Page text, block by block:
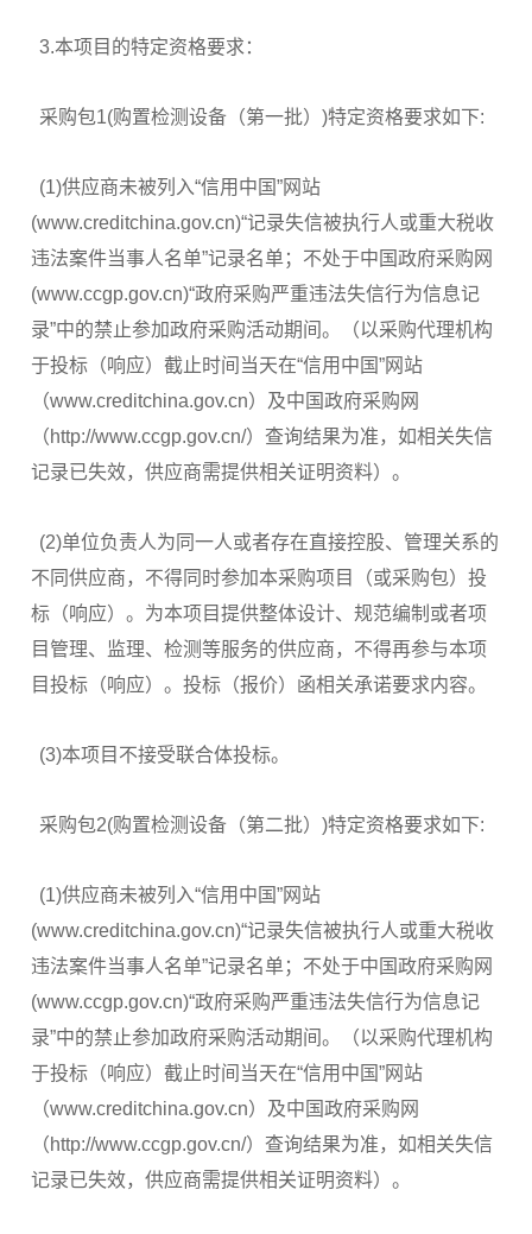
3.本项目的特定资格要求：
采购包1(购置检测设备（第一批）)特定资格要求如下:
(1)供应商未被列入“信用中国”网站
(www.creditchina.gov.cn)“记录失信被执行人或重大税收
违法案件当事人名单”记录名单；不处于中国政府采购网
(www.ccgp.gov.cn)“政府采购严重违法失信行为信息记
录”中的禁止参加政府采购活动期间。（以采购代理机构
于投标（响应）截止时间当天在“信用中国”网站
（www.creditchina.gov.cn）及中国政府采购网
（http://www.ccgp.gov.cn/）查询结果为准，如相关失信
记录已失效，供应商需提供相关证明资料）。
(2)单位负责人为同一人或者存在直接控股、管理关系的
不同供应商，不得同时参加本采购项目（或采购包）投
标（响应）。为本项目提供整体设计、规范编制或者项
目管理、监理、检测等服务的供应商，不得再参与本项
目投标（响应）。投标（报价）函相关承诺要求内容。
(3)本项目不接受联合体投标。
采购包2(购置检测设备（第二批）)特定资格要求如下:
(1)供应商未被列入“信用中国”网站
(www.creditchina.gov.cn)“记录失信被执行人或重大税收
违法案件当事人名单”记录名单；不处于中国政府采购网
(www.ccgp.gov.cn)“政府采购严重违法失信行为信息记
录”中的禁止参加政府采购活动期间。（以采购代理机构
于投标（响应）截止时间当天在“信用中国”网站
（www.creditchina.gov.cn）及中国政府采购网
（http://www.ccgp.gov.cn/）查询结果为准，如相关失信
记录已失效，供应商需提供相关证明资料）。